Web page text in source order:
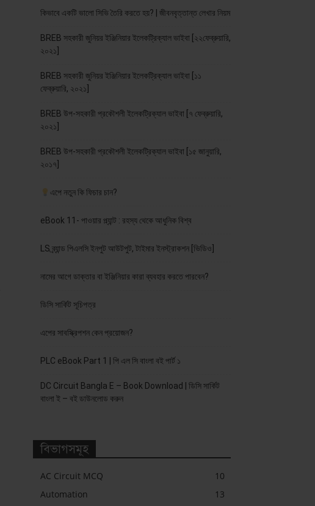
কিভাবে একটি ভালো সিভি তৈরি করতে হয়? | জীবনবৃত্তান্ত লেখার নিয়ম
BREB সহকারী জুনিয়র ইঞ্জিনিয়ার ইলেকট্রিক্যাল ভাইবা [২২ফেব্রুয়ারি,
২০২১]
BREB সহকারী জুনিয়র ইঞ্জিনিয়ার ইলেকট্রিক্যাল ভাইবা [১১
ফেব্রুয়ারি, ২০২১]
BREB উপ-সহকারী প্রকৌশলী ইলেকট্রিক্যাল ভাইবা [৭ ফেব্রুয়ারি,
২০২১]
BREB উপ-সহকারী প্রকৌশলী ইলেকট্রিক্যাল ভাইবা [১৫ জানুয়ারি,
২০১৭]
এপে নতুন কি ফিচার চান?
eBook 11- পাওয়ার প্ল্যান্ট : রহস্য থেকে আধুনিক বিশ্ব
LS ব্র্যান্ড পিএলসি ইনপুট আউটপুট, টাইমার ইনস্ট্রাকশন [ভিডিও]
নামের আগে ডাক্তার বা ইঞ্জিনিয়ার কারা ব্যবহার করতে পারবেন?
ডিসি সার্কিট সূচিপত্র
এপের সাবস্ক্রিপশন কেন প্রয়োজন?
PLC eBook Part 1 | পি এল সি বাংলা বই পার্ট ১
DC Circuit Bangla E – Book Download | ডিসি সার্কিট
বাংলা ই – বই ডাউনলোড করুন
বিভাগসমূহ
AC Circuit MCQ
10
Automation
13